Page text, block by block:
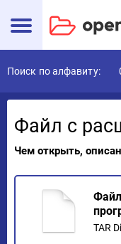
Поиск по алфавиту:
Файл с
Чем открыть,
Файл
TAR